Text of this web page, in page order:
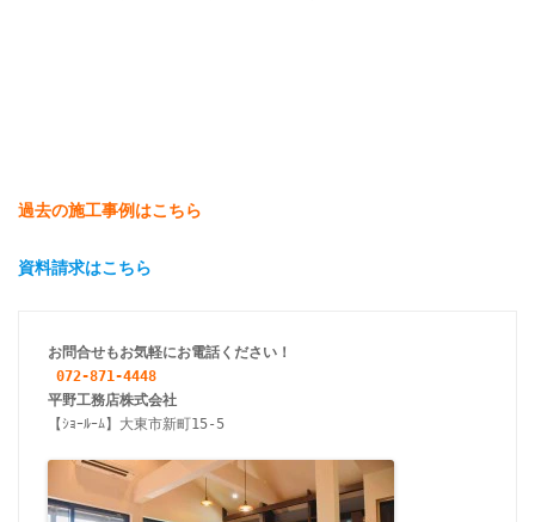
過去の施工事例はこちら
資料請求はこちら
お問合せもお気軽にお電話ください！
072-871-4448
【ｼｮｰﾙｰﾑ】大東市新町15-5